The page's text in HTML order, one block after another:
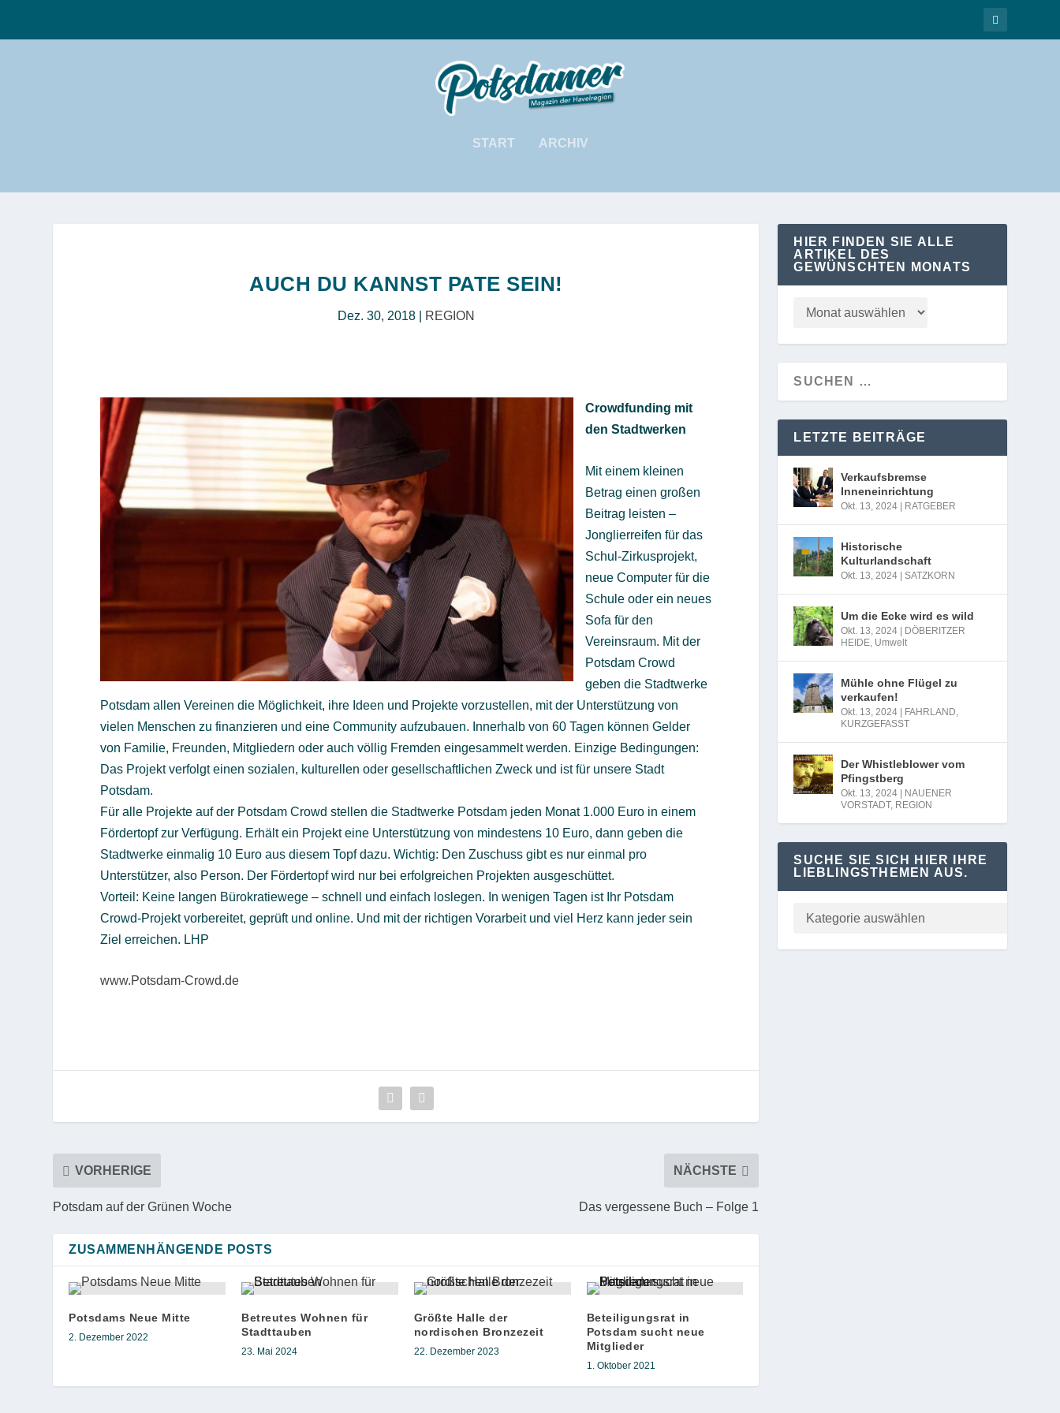
START ARCHIV
AUCH DU KANNST PATE SEIN!
Dez. 30, 2018| REGION
Crowdfunding mit
den Stadtwerken
Mit einem kleinen
Betrag einen großen
Beitrag leisten –
Jonglierreifen für das
Schul-Zirkusprojekt,
neue Computer für die
Schule oder ein neues
Sofa für den
Vereinsraum. Mit der
Potsdam Crowd
geben die Stadtwerke
Potsdam allen Vereinen die Möglichkeit, ihre Ideen und Projekte vorzustellen, mit der Unterstützung von
vielen Menschen zu finanzieren und eine Community aufzubauen. Innerhalb von 60 Tagen können Gelder
von Familie, Freunden, Mitgliedern oder auch völlig Fremden eingesammelt werden. Einzige Bedingungen:
Das Projekt verfolgt einen sozialen, kulturellen oder gesellschaftlichen Zweck und ist für unsere Stadt
Potsdam.
Für alle Projekte auf der Potsdam Crowd stellen die Stadtwerke Potsdam jeden Monat 1.000 Euro in einem
Fördertopf zur Verfügung. Erhält ein Projekt eine Unterstützung von mindestens 10 Euro, dann geben die
Stadtwerke einmalig 10 Euro aus diesem Topf dazu. Wichtig: Den Zuschuss gibt es nur einmal pro
Unterstützer, also Person. Der Fördertopf wird nur bei erfolgreichen Projekten ausgeschüttet.
Vorteil: Keine langen Bürokratiewege – schnell und einfach loslegen. In wenigen Tagen ist Ihr Potsdam
Crowd-Projekt vorbereitet, geprüft und online. Und mit der richtigen Vorarbeit und viel Herz kann jeder sein
Ziel erreichen. LHP
www.Potsdam-Crowd.de
VORHERIGE
Potsdam auf der Grünen Woche
NÄCHSTE
Das vergessene Buch – Folge 1
ZUSAMMENHÄNGENDE POSTS
Potsdams Neue Mitte
2. Dezember 2022
Betreutes Wohnen für
Stadttauben
23. Mai 2024
Größte Halle der
nordischen Bronzezeit
22. Dezember 2023
Beteiligungsrat in
Potsdam sucht neue
Mitglieder
1. Oktober 2021
HIER FINDEN SIE ALLE
ARTIKEL DES
GEWÜNSCHTEN MONATS
LETZTE BEITRÄGE
Verkaufsbremse
Inneneinrichtung
Okt. 13, 2024 RATGEBER
Historische
Kulturlandschaft
Okt. 13, 2024 |SATZKORN
Um die Ecke wird es wild
Okt. 13, 2024
DÖBERITZER
HEIDE, Umwelt
Mühle ohne Flügel zu
verkaufen!
Okt. 13, 2024 FAHRLAND,
KURZGEFASST
Der Whistleblower vom
Pfingstberg
Okt. 13, 2024
NAUENER
VORSTADT, REGION
SUCHE SIE SICH HIER IHRE
LIEBLINGSTHEMEN AUS.